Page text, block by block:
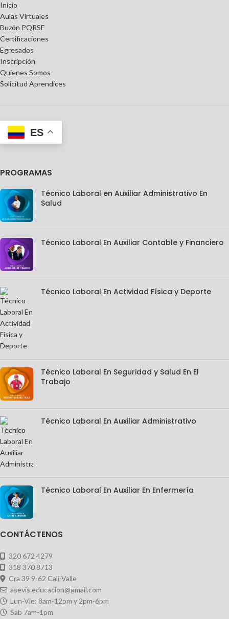
Inicio
Aulas Virtuales
Buzón PQRSF
Certificaciones
Egresados
Inscripción
Quienes Somos
Solicitud Aprendices
ES
PROGRAMAS
Técnico Laboral en Auxiliar Administrativo En
Salud
Técnico Laboral En Auxiliar Contable y Financiero
Técnico Laboral En Actividad Física y Deporte
Técnico Laboral En Seguridad y Salud En El
Trabajo
Técnico Laboral En Auxiliar Administrativo
Técnico Laboral En Auxiliar En Enfermería
CONTÁCTENOS
320 672 4279
318 370 8713
Cra 39 9-62 Cali-Valle
asevis.educacion@gmail.com
Lun-Vie: 8am-12pm y 2pm-6pm
Sab 7am-1pm